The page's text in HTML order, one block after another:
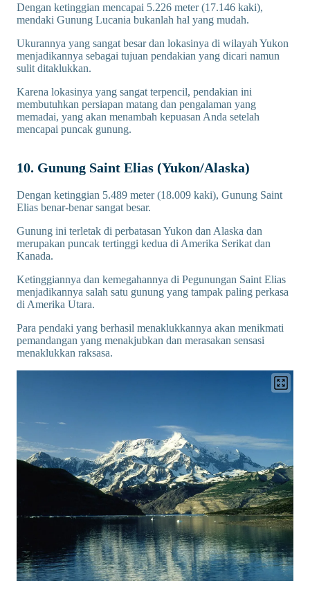
Dengan ketinggian mencapai 5.226 meter (17.146 kaki),
mendaki Gunung Lucania bukanlah hal yang mudah.
Ukurannya yang sangat besar dan lokasinya di wilayah Yukon
menjadikannya sebagai tujuan pendakian yang dicari namun
sulit ditaklukkan.
Karena lokasinya yang sangat terpencil, pendakian ini
membutuhkan persiapan matang dan pengalaman yang
memadai, yang akan menambah kepuasan Anda setelah
mencapai puncak gunung.
10. Gunung Saint Elias (Yukon/Alaska)
Dengan ketinggian 5.489 meter (18.009 kaki), Gunung Saint
Elias benar-benar sangat besar.
Gunung ini terletak di perbatasan Yukon dan Alaska dan
merupakan puncak tertinggi kedua di Amerika Serikat dan
Kanada.
Ketinggiannya dan kemegahannya di Pegunungan Saint Elias
menjadikannya salah satu gunung yang tampak paling perkasa
di Amerika Utara.
Para pendaki yang berhasil menaklukkannya akan menikmati
pemandangan yang menakjubkan dan merasakan sensasi
menaklukkan raksasa.